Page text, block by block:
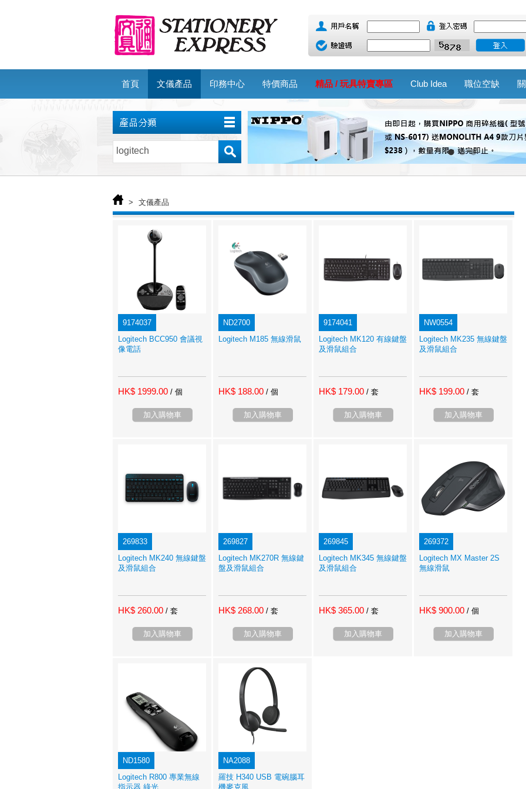
首頁 文儀產品 印務中心 特價商品 精品 / 玩具特賣專區 Club Idea 職位空缺
> 文儀產品
9174037
Logitech BCC950 會議視
像電話
HK$ 1999.00 / 個
加入購物車
ND2700
Logitech M185 無線滑鼠
HK$ 188.00 / 個
加入購物車
9174041
Logitech MK120 有線鍵盤
及滑鼠組合
HK$ 179.00 / 套
加入購物車
NW0554
Logitech MK235 無線鍵盤
及滑鼠組合
HK$ 199.00 / 套
加入購物車
269833
Logitech MK240 無線鍵盤
及滑鼠組合
HK$ 260.00 / 套
加入購物車
269827
Logitech MK270R 無線鍵
盤及滑鼠組合
HK$ 268.00 / 套
加入購物車
269845
Logitech MK345 無線鍵盤
及滑鼠組合
HK$ 365.00 / 套
加入購物車
269372
Logitech MX Master 2S
無線滑鼠
HK$ 900.00 / 個
加入購物車
ND1580
Logitech R800 專業無線
指示器 綠光
NA2088
羅技 H340 USB 電碗腦耳
機麥克風